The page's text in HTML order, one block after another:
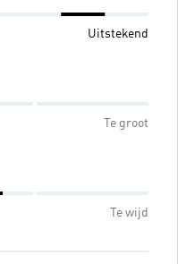
Uitstekend
Te groot
Te wijd